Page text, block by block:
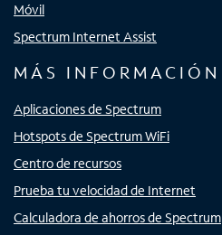
Móvil
Spectrum Internet Assist
MÁS INFORMACIÓN
Aplicaciones de Spectrum
Hotspots de Spectrum WiFi
Centro de recursos
Prueba tu velocidad de Internet
Calculadora de ahorros de Spectrum